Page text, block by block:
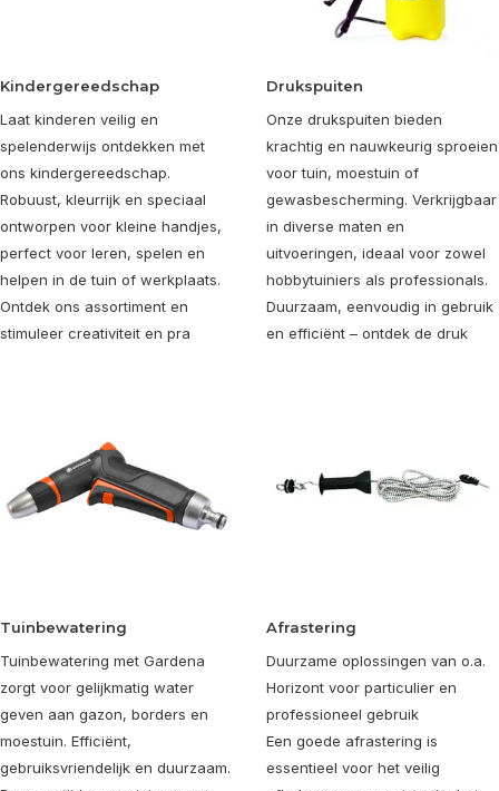
Kindergereedschap
Laat kinderen veilig en
spelenderwijs ontdekken met
ons kindergereedschap.
Robuust, kleurrijk en speciaal
ontworpen voor kleine handjes,
perfect voor leren, spelen en
helpen in de tuin of werkplaats.
Ontdek ons assortiment en
stimuleer creativiteit en pra
Drukspuiten
Onze drukspuiten bieden
krachtig en nauwkeurig sproeien
voor tuin, moestuin of
gewasbescherming. Verkrijgbaar
in diverse maten en
uitvoeringen, ideaal voor zowel
hobbytuiniers als professionals.
Duurzaam, eenvoudig in gebruik
en efficiënt – ontdek de druk
Tuinbewatering
Tuinbewatering met Gardena
zorgt voor gelijkmatig water
geven aan gazon, borders en
moestuin. Efficiënt,
gebruiksvriendelijk en duurzaam.
Afrastering
Duurzame oplossingen van o.a.
Horizont voor particulier en
professioneel gebruik
Een goede afrastering is
essentieel voor het veilig